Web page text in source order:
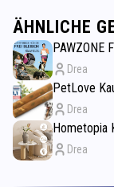
ÄHNLICHE
PAWZONE
Drea
PetLove
Drea
Hometopia
Drea